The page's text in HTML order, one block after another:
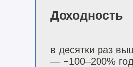
в десятки раз
— +100–200%
Доходность